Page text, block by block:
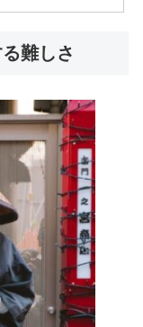
難しさ